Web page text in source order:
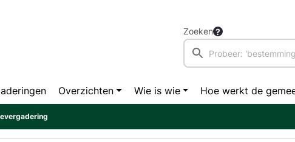
Zoeken
Overzichten Wie is wie Hoe werkt de